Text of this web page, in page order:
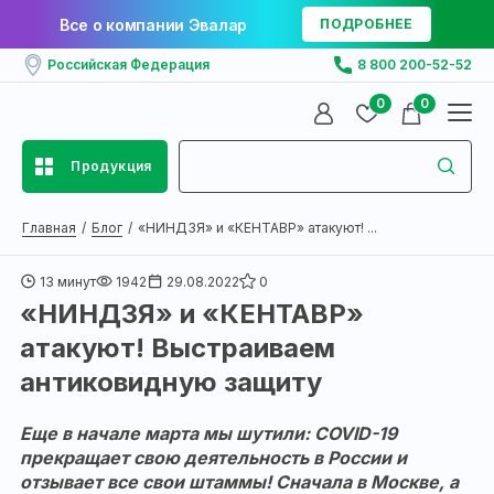
Все о компании Эвалар ПОДРОБНЕЕ
Российская Федерация 8 800 200-52-52
0 0
Продукция
Главная Блог «НИНДЗЯ» и «КЕНТАВР» атакуют! ...
13 минут 1942 29.08.2022 0
«НИНДЗЯ» и «КЕНТАВР»
атакуют! Выстраиваем
антиковидную защиту
Еще в начале марта мы шутили: COVID-19
прекращает свою деятельность в России и
отзывает все свои штаммы! Сначала в Москве, а